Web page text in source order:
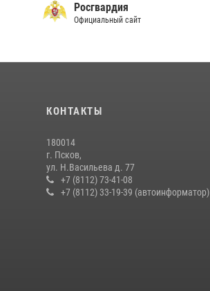
Росгвардия
Официальный сайт
КОНТАКТЫ
180014
г. Псков,
ул. Н.Васильева д. 77
+7 (8112) 73-41-08
+7 (8112) 33-19-39 (автоинформатор)